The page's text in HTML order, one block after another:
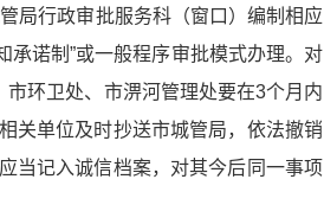
局行政审批服务科（窗口）编制相应
承诺制”或一般程序审批模式办理。对
环卫处、市淠河管理处要在3个月内
关单位及时抄送市城管局，依法撤销
当记入诚信档案，对其今后同一事项